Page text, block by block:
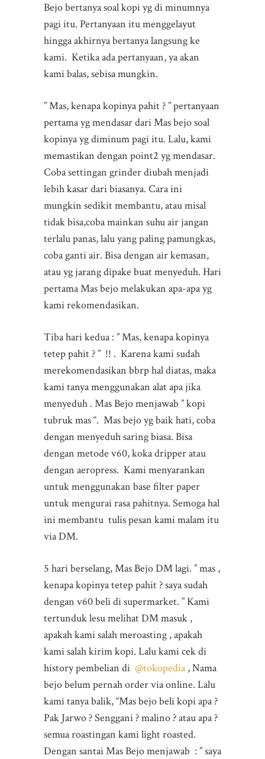
Bejo bertanya soal kopi yg di minumnya
pagi itu. Pertanyaan itu menggelayut
hingga akhirnya bertanya langsung ke
kami. Ketika ada pertanyaan, ya akan
kami balas, sebisa mungkin.
” Mas, kenapa kopinya pahit ? ” pertanyaan
pertama yg mendasar dari Mas bejo soal
kopinya yg diminum pagi itu. Lalu, kami
memastikan dengan point2 yg mendasar.
Coba settingan grinder diubah menjadi
lebih kasar dari biasanya. Cara ini
mungkin sedikit membantu, atau misal
tidak bisa,coba mainkan suhu air jangan
terlalu panas, lalu yang paling pamungkas,
coba ganti air. Bisa dengan air kemasan,
atau yg jarang dipake buat menyeduh. Hari
pertama Mas bejo melakukan apa-apa yg
kami rekomendasikan.
Tiba hari kedua : ” Mas, kenapa kopinya
tetep pahit ? ” !! . Karena kami sudah
merekomendasikan bbrp hal diatas, maka
kami tanya menggunakan alat apa jika
menyeduh . Mas Bejo menjawab ” kopi
tubruk mas “. Mas bejo yg baik hati, coba
dengan menyeduh saring biasa. Bisa
dengan metode v60, koka dripper atau
dengan aeropress. Kami menyarankan
untuk menggunakan base filter paper
untuk mengurai rasa pahitnya. Semoga hal
ini membantu tulis pesan kami malam itu
via DM.
5 hari berselang, Mas Bejo DM lagi. ” mas ,
kenapa kopinya tetep pahit ? saya sudah
dengan v60 beli di supermarket. ” Kami
tertunduk lesu melihat DM masuk ,
apakah kami salah meroasting , apakah
kami salah kirim kopi. Lalu kami cek di
history pembelian di @tokopedia, Nama
bejo belum pernah order via online. Lalu
kami tanya balik, “Mas bejo beli kopi apa ?
Pak Jarwo ? Senggani ? malino ? atau apa ?
semua roastingan kami light roasted.
Dengan santai Mas Bejo menjawab : ” saya